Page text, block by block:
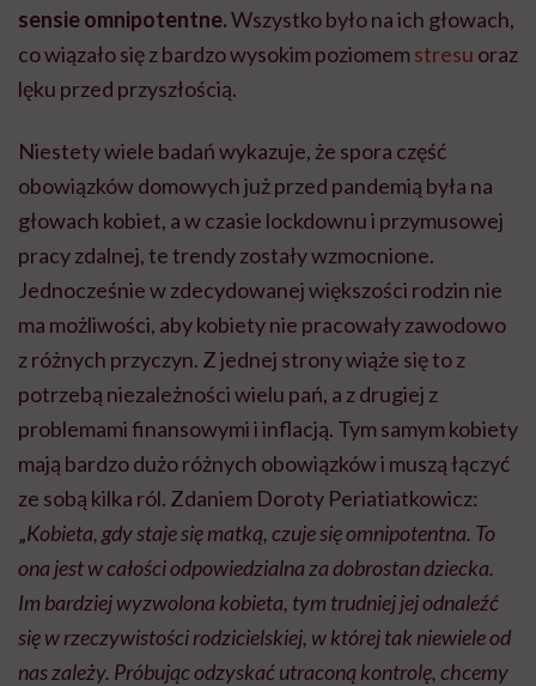
sensie omnipotentne.Wszystko było na ich głowach,
co wiązało się z bardzo wysokim poziomemstresu oraz
lęku przed przyszłością.
Niestety wiele badań wykazuje, że spora część
obowiązków domowych już przed pandemią była na
głowach kobiet, a w czasie lockdownu i przymusowej
pracy zdalnej, te trendy zostały wzmocnione.
Jednocześnie w zdecydowanej większości rodzin nie
ma możliwości, aby kobiety nie pracowały zawodowo
z różnych przyczyn. Z jednej strony wiąże się to z
potrzebą niezależności wielu pań, a z drugiej z
problemami finansowymi i inflacją. Tym samym kobiety
mają bardzo dużo różnych obowiązków i muszą łączyć
ze sobą kilka ról. Zdaniem Doroty Periatiatkowicz:
„Kobieta, gdy staje się matką, czuje się omnipotentna. To
ona jest w całości odpowiedzialna za dobrostan dziecka.
Im bardziej wyzwolona kobieta, tym trudniej jej odnaleźć
się w rzeczywistości rodzicielskiej, w której tak niewiele od
nas zależy. Próbując odzyskać utraconą kontrolę, chcemy